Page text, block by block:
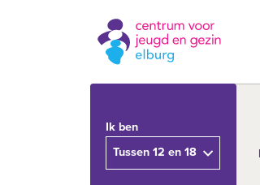
Ik ben
Tussen 12 en 18